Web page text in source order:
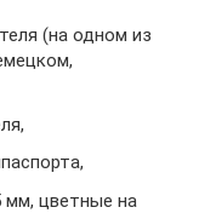
(на одном из
мм, цветные на